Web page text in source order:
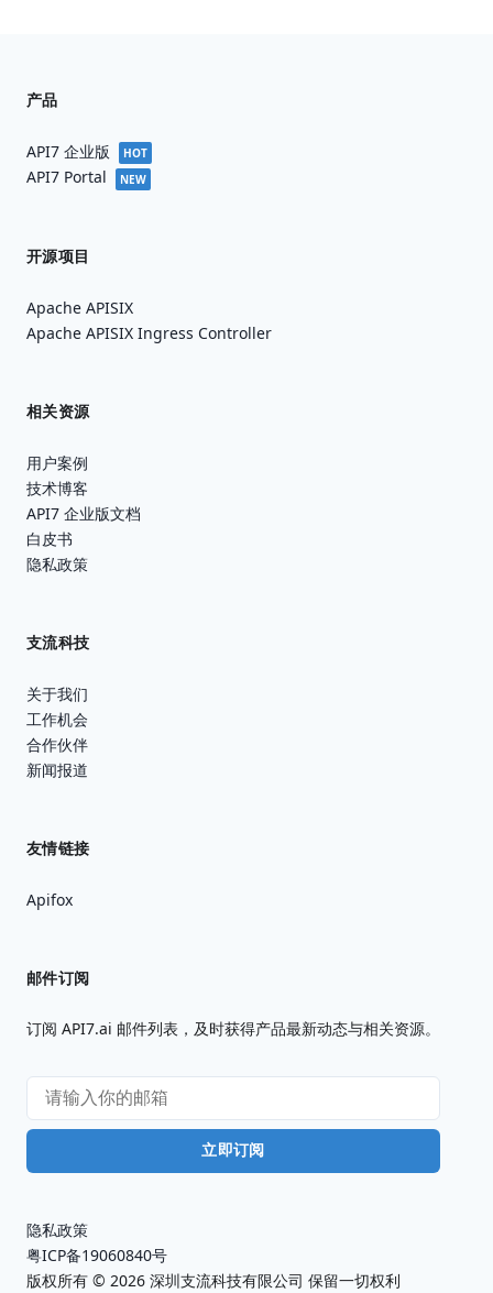
产品
API7 企业版 HOT
API7 Portal NEW
开源项目
Apache APISIX
Apache APISIX Ingress Controller
相关资源
用户案例
技术博客
API7 企业版文档
白皮书
隐私政策
支流科技
关于我们
工作机会
合作伙伴
新闻报道
友情链接
Apifox
邮件订阅
订阅 API7.ai 邮件列表，及时获得产品最新动态与相关资源。
立即订阅
隐私政策
粤ICP备19060840号
版权所有 © 2026 深圳支流科技有限公司 保留一切权利